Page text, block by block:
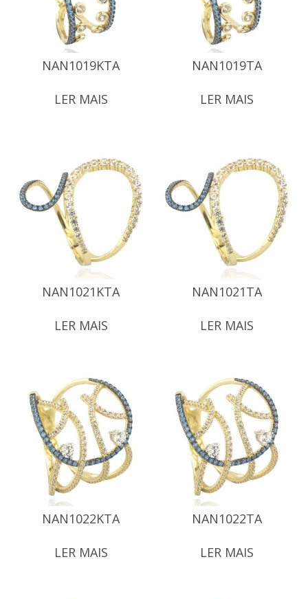
NAN1019KTA
LER MAIS
NAN1019TA
LER MAIS
NAN1021KTA
LER MAIS
NAN1021TA
LER MAIS
NAN1022KTA
LER MAIS
NAN1022TA
LER MAIS